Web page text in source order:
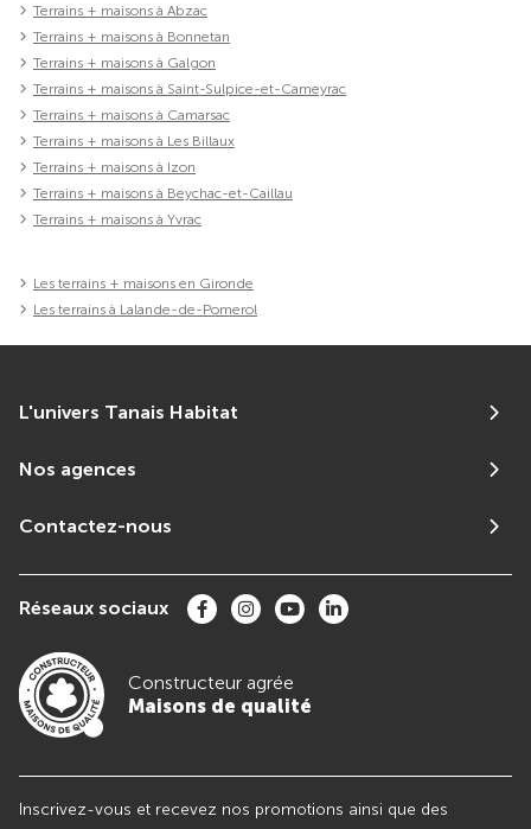
Terrains + maisons à Abzac
Terrains + maisons à Bonnetan
Terrains + maisons à Galgon
Terrains + maisons à Saint-Sulpice-et-Cameyrac
Terrains + maisons à Camarsac
Terrains + maisons à Les Billaux
Terrains + maisons à Izon
Terrains + maisons à Beychac-et-Caillau
Terrains + maisons à Yvrac
Les terrains + maisons en Gironde
Les terrains à Lalande-de-Pomerol
L'univers Tanais Habitat
Nos agences
Contactez-nous
Réseaux sociaux
Constructeur agrée
Maisons de qualité
Inscrivez-vous et recevez nos promotions ainsi que des